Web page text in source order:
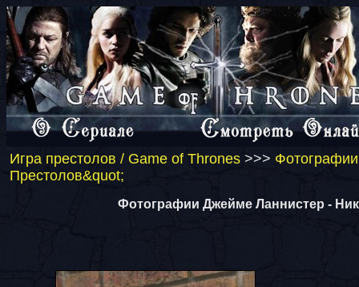
Игра престолов / Game of Thrones >>>
Престолов&quot;
Фотографии Джейме Ланнистер -